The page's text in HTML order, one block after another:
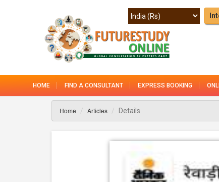
HOME FIND A CONSULTANT EXPRESS BOOKING
Home Articles Details